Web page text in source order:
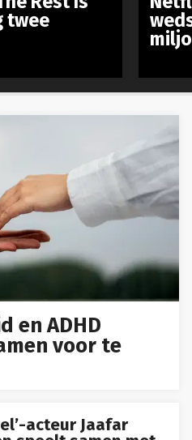
en ADHD
voor te
acteur Jaafar
twee